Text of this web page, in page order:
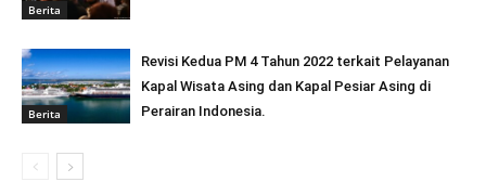
Berita
Berita
Revisi Kedua PM 4 Tahun 2022 terkait Pelayanan
Kapal Wisata Asing dan Kapal Pesiar Asing di
Perairan Indonesia.